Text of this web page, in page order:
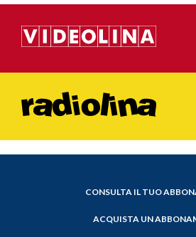
CONSULTA IL TUO
ACQUISTA UN